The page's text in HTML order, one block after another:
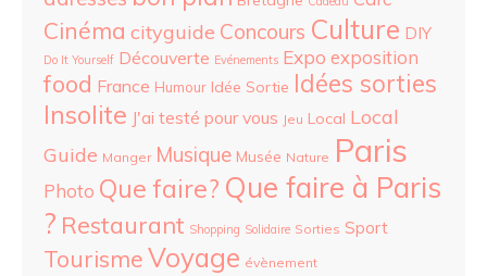
Cinéma cityguide Concours Culture DIY
Do It Yourself Découverte Evénements Expo exposition
food France Humour Idée Sortie Idées sorties
Insolite J'ai testé pour vous Jeu Local Local
Guide Manger Musique Musée Nature Paris
Photo Que faire? Que faire à Paris
? Restaurant Shopping Solidaire Sorties Sport
TourismeVoyage évènement